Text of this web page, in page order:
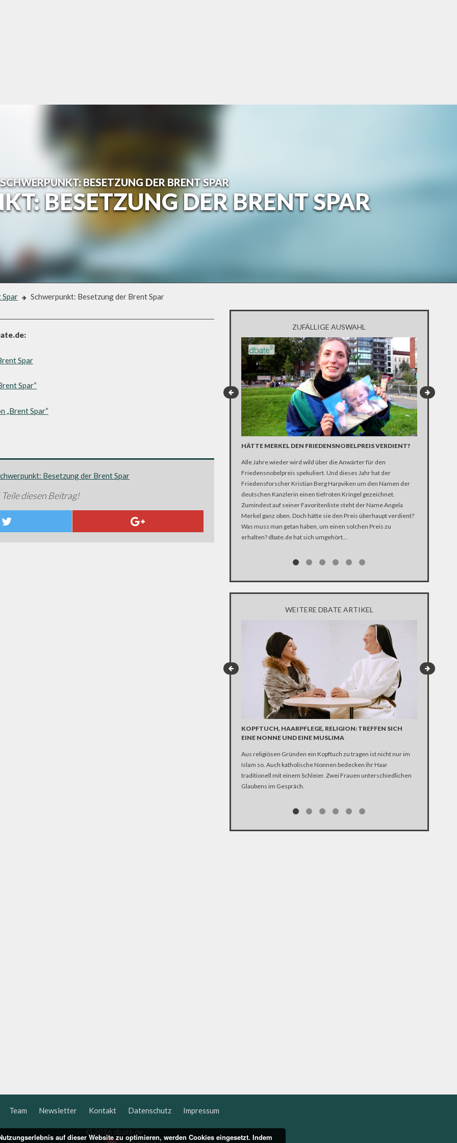
SCHWERPUNKT: BESETZUNG DER BRENT SPAR
BESETZUNG DER BRENT SPAR
Spar Schwerpunkt: Besetzung der Brent Spar
BRENT SPAR
Spar
Spar“
„Brent Spar“
Besetzung der Brent Spar
diesen Beitrag!
ZUFÄLLIGE AUSWAHL
HÄTTE MERKEL DEN FRIEDENSNOBELPREIS VERDIENT?
Alle Jahre wieder wird wild über die Anwärter für den
Friedensnobelpreis spekuliert. Und dieses Jahr hat der
Friedensforscher Kristian Berg Harpviken um den Namen der
deutschen Kanzlerin einen tiefroten Kringel gezeichnet.
Zumindest auf seiner Favoritenliste steht der Name Angela
Merkel ganz oben. Doch hätte sie den Preis überhaupt verdient?
Was muss man getan haben, um einen solchen Preis zu
erhalten? dbate.de hat sich umgehört…
WEITERE DBATE ARTIKEL
KOPFTUCH, HAARPFLEGE, RELIGION: TREFFEN SICH
EINE NONNE UND EINE MUSLIMA
Aus religiösen Gründen ein Kopftuch zu tragen ist nicht nur im
Islam so. Auch katholische Nonnen bedecken ihr Haar
traditionell mit einem Schleier. Zwei Frauen unterschiedlichen
Glaubens im Gespräch.
Team Newsletter Kontakt Datenschutz Impressum
© 2016 dbate.de
auf dieser Website zu optimieren, werden Cookies eingesetzt. Indem